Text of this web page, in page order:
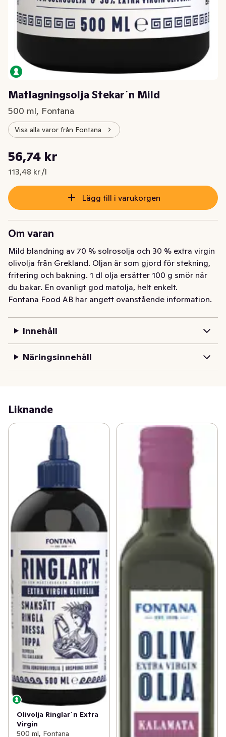
Matlagningsolja Stekar´n Mild
500 ml, Fontana
Visa alla varor från Fontana
Nuvarande pris är: 56,74 kr
56,74 kr
113,48 kr /l
Styckpris: 113,48 kr /l
Lägg till i varukorgen
Om varan
Mild blandning av 70 % solrosolja och 30 % extra virgin
olivolja från Grekland. Oljan är som gjord för stekning,
fritering och bakning. 1 dl olja ersätter 100 g smör när
du bakar. En ovanligt god matolja, helt enkelt.
Fontana Food AB har angett ovanstående information.
Innehåll
Näringsinnehåll
Liknande
Olivolja Ringlar´n Extra
Virgin
500 ml, Fontana